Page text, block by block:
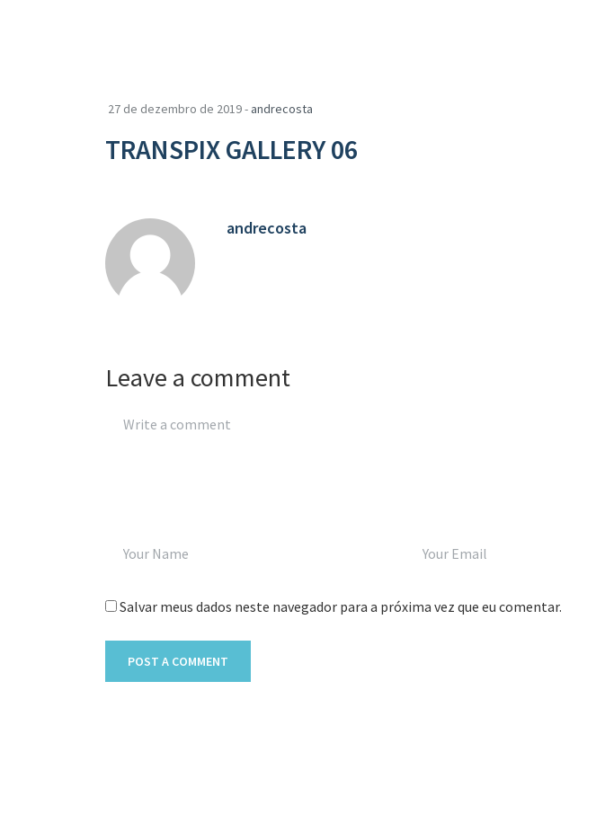
27 de dezembro de 2019 - andrecosta
TRANSPIX GALLERY 06
andrecosta
Leave a comment
Salvar meus dados neste navegador para a próxima vez que eu comentar.